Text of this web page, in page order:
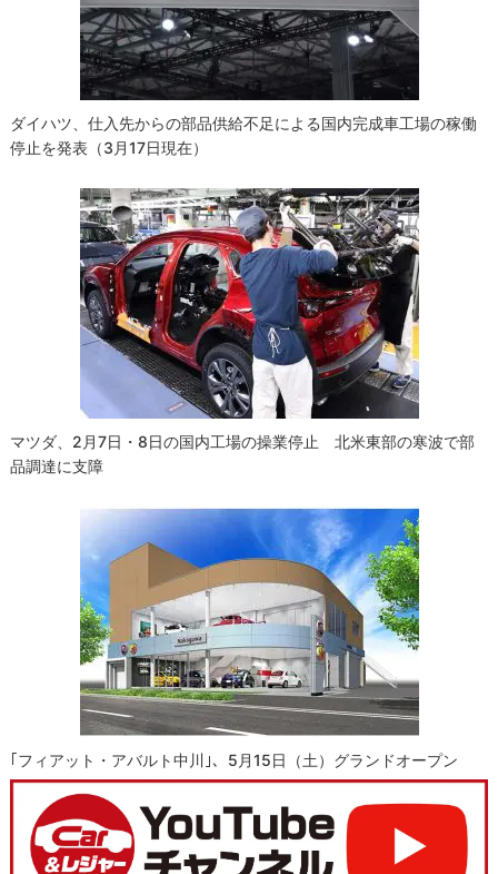
ダイハツ、仕入先からの部品供給不足による国内完成車工場の稼働
停止を発表（3月17日現在）
マツダ、2月7日・8日の国内工場の操業停止 北米東部の寒波で部
品調達に支障
｢フィアット・アバルト中川｣、5月15日（土）グランドオープン